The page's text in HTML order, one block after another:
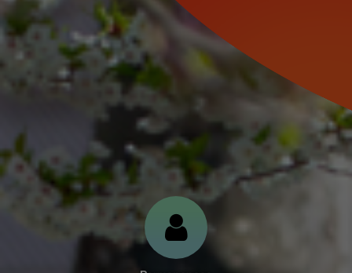
MENU
RECHERCHE